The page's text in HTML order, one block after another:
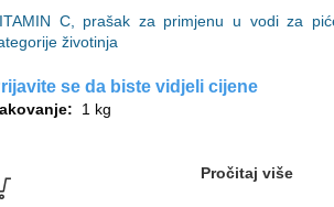
C, prašak za primjenu u vodi za
životinja
se da biste vidjeli cijene
1 kg
Pročitaj više